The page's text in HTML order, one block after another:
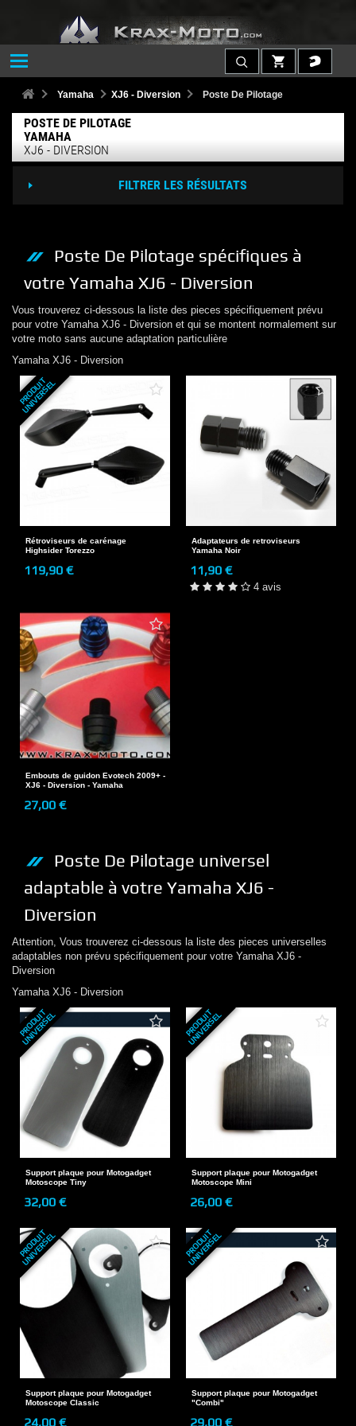
Yamaha XJ6 - Diversion Poste De Pilotage
POSTE DE PILOTAGE
YAMAHA
XJ6 - DIVERSION
FILTRER LES RÉSULTATS
Poste De Pilotage spécifiques à
votre Yamaha XJ6 - Diversion
Vous trouverez ci-dessous la liste des pieces spécifiquement prévu
pour votre Yamaha XJ6 - Diversion et qui se montent normalement sur
votre moto sans aucune adaptation particulière
Yamaha XJ6 - Diversion
P
R
O
D
U
I
T
U
N
I
V
E
R
S
E
L
Rétroviseurs de carénage
Highsider Torezzo
119,90 €
Adaptateurs de retroviseurs
Yamaha Noir
11,90 €
4 avis
Embouts de guidon Evotech 2009+ -
XJ6 - Diversion - Yamaha
27,00 €
Poste De Pilotage universel
adaptable à votre Yamaha XJ6 -
Diversion
Attention, Vous trouverez ci-dessous la liste des pieces universelles
adaptables non prévu spécifiquement pour votre Yamaha XJ6 -
Diversion
Yamaha XJ6 - Diversion
P
R
O
D
U
I
T
U
N
I
V
E
R
S
E
L
Support plaque pour Motogadget
Motoscope Tiny
32,00 €
P
R
O
D
U
I
T
U
N
I
V
E
R
S
E
L
Support plaque pour Motogadget
Motoscope Mini
26,00 €
P
R
O
D
U
I
T
U
N
I
V
E
R
S
E
L
Support plaque pour Motogadget
Motoscope Classic
24,00 €
P
R
O
D
U
I
T
U
N
I
V
E
R
S
E
L
Support plaque pour Motogadget
"Combi"
29,00 €